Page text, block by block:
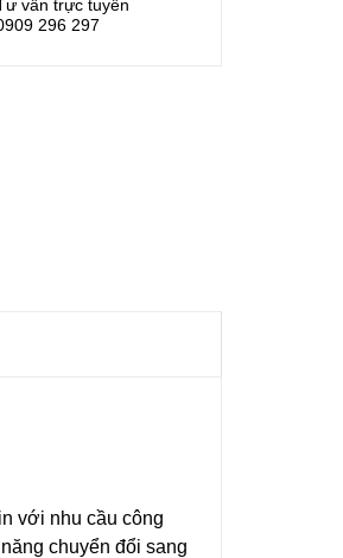
vấn trực tuyến
296 297
với nhu cầu công
chuyển đổi sang